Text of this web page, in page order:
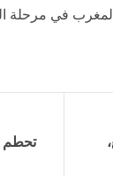
أهداف لمنتخب